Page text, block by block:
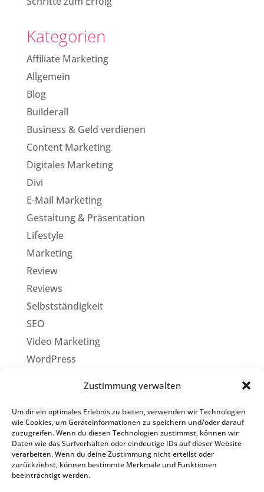
Zustimmung verwalten
Um dir ein optimales Erlebnis zu bieten, verwenden wir Technologien
wie Cookies, um Geräteinformationen zu speichern und/oder darauf
zuzugreifen. Wenn du diesen Technologien zustimmst, können wir
Daten wie das Surfverhalten oder eindeutige IDs auf dieser Website
verarbeiten. Wenn du deine Zustimmung nicht erteilst oder
zurückziehst, können bestimmte Merkmale und Funktionen
beeinträchtigt werden.
Kategorien
Affiliate Marketing
Allgemein
Blog
Builderall
Business & Geld verdienen
Content Marketing
Digitales Marketing
Divi
E-Mail Marketing
Gestaltung & Präsentation
Lifestyle
Marketing
Review
Reviews
Selbstständigkeit
SEO
Video Marketing
WordPress
WP Themes